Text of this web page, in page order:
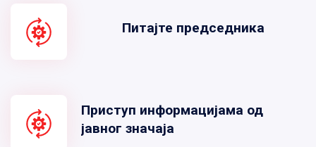
Питајте председника
Приступ информацијама од
јавног значаја